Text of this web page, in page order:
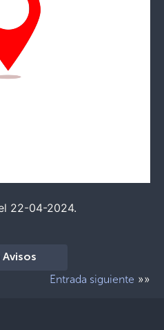
22-04-2024.
Avisos
Entrada siguiente »»